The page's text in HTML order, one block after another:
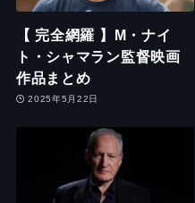
【 完全網羅 】M・ナイ
ト・シャマラン監督映画
作品まとめ
2025年5月22日